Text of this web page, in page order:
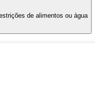
de alimentos ou água